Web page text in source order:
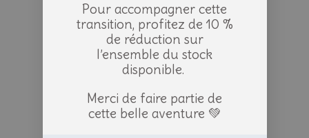
Pour accompagner cette
transition, profitez de 10 %
de réduction sur
l’ensemble du stock
disponible.
Merci de faire partie de
cette belle aventure 💚